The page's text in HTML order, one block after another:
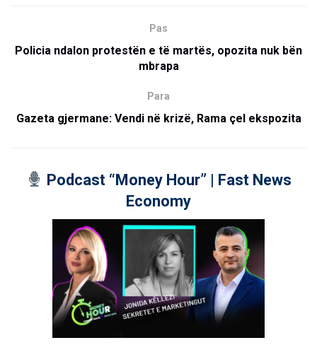
Pas
Policia ndalon protestën e të martës, opozita nuk bën
mbrapa
Para
Gazeta gjermane: Vendi në krizë, Rama çel ekspozita
Podcast “Money Hour” | Fast News
Economy